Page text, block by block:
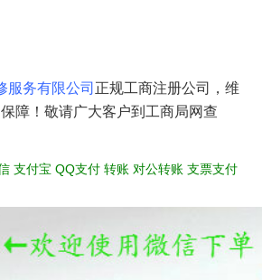
服务有限公司 正规工商注册公司，维
障！敬请广大客户到工商局网查
支付宝 QQ支付 转账 对公转账 支票支付